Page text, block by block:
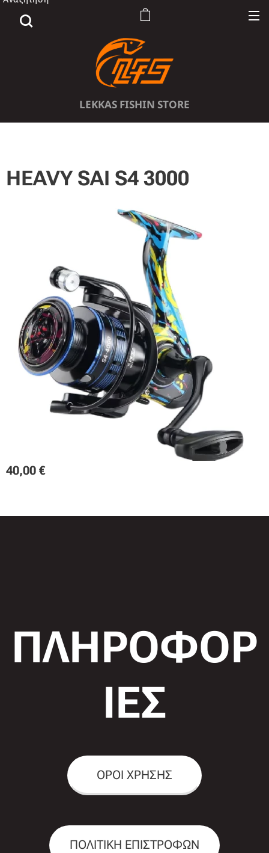
LEKKAS FISHIN STORE
HEAVY SAI S4 3000
40,00 €
ΠΛΗΡΟΦΟΡ
ΙΕΣ
ΟΡΟΙ ΧΡΗΣΗΣ
ΠΟΛΙΤΙΚΗ ΕΠΙΣΤΡΟΦΩΝ